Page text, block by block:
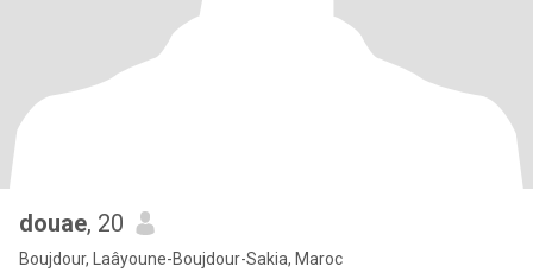
douae, 20
Boujdour, Laâyoune-Boujdour-Sakia, Maroc